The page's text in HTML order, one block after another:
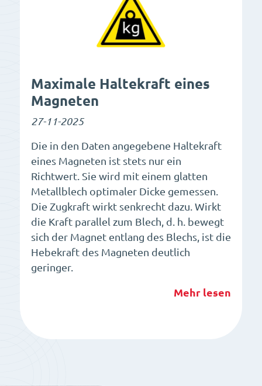
Maximale Haltekraft eines
Magneten
27-11-2025
Die in den Daten angegebene Haltekraft
eines Magneten ist stets nur ein
Richtwert. Sie wird mit einem glatten
Metallblech optimaler Dicke gemessen.
Die Zugkraft wirkt senkrecht dazu. Wirkt
die Kraft parallel zum Blech, d. h. bewegt
sich der Magnet entlang des Blechs, ist die
Hebekraft des Magneten deutlich
geringer.
Mehr lesen